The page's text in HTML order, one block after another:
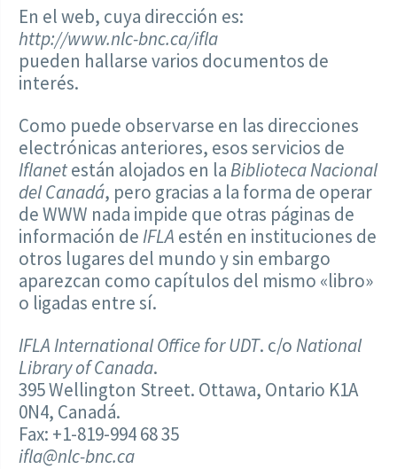
En el web, cuya dirección es:
http://www.nlc-bnc.ca/ifla
pueden hallarse varios documentos de
interés.
Como puede observarse en las direcciones
electrónicas anteriores, esos servicios de
Iflanetestán alojados en laBiblioteca Nacional
del Canadá, pero gracias a la forma de operar
de WWW nada impide que otras páginas de
información deIFLA estén en instituciones de
otros lugares del mundo y sin embargo
aparezcan como capítulos del mismo «libro»
o ligadas entre sí.
IFLA International Office for UDT. c/oNational
Library of Canada.
395 Wellington Street. Ottawa, Ontario K1A
0N4, Canadá.
Fax: +1-819-994 68 35
ifla@nlc-bnc.ca